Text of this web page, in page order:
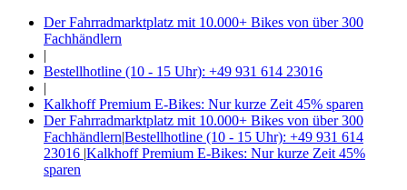
Der Fahrradmarktplatz mit 10.000+ Bikes von über 300
Fachhändlern
|
Bestellhotline (10 - 15 Uhr): +49 931 614 23016
|
Kalkhoff Premium E-Bikes: Nur kurze Zeit 45% sparen
Der Fahrradmarktplatz mit 10.000+ Bikes von über 300
Fachhändlern|Bestellhotline (10 - 15 Uhr): +49 931 614
23016 |Kalkhoff Premium E-Bikes: Nur kurze Zeit 45%
sparen